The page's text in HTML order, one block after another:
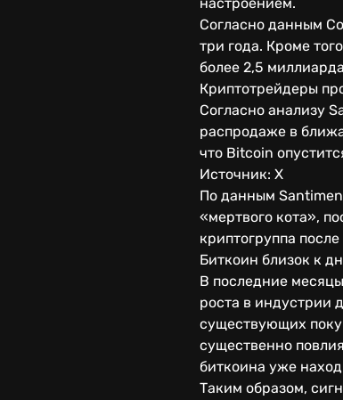
Согласно данным
три года. Кроме
более 2,5
Криптотрейдеры
Согласно анализу
распродаже в
что Bitcoin
Источник: Х
По данным
«мертвого кота»,
криптогруппа
Биткоин близок к
В последние
роста в индустрии
существующих
существенно
биткоина уже
Таким образом,